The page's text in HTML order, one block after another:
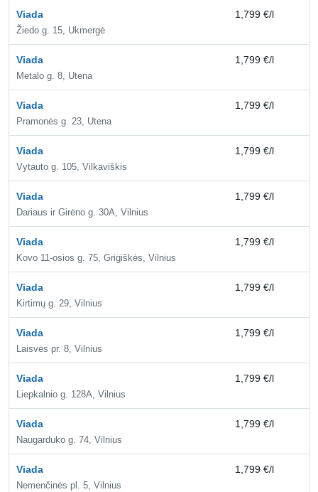
Viada
Žiedo g. 15, Ukmergė
1,799 €/l
Viada
Metalo g. 8, Utena
1,799 €/l
Viada
Pramonės g. 23, Utena
1,799 €/l
Viada
Vytauto g. 105, Vilkaviškis
1,799 €/l
Viada
Dariaus ir Girėno g. 30A, Vilnius
1,799 €/l
Viada
Kovo 11-osios g. 75, Grigiškės, Vilnius
1,799 €/l
Viada
Kirtimų g. 29, Vilnius
1,799 €/l
Viada
Laisvės pr. 8, Vilnius
1,799 €/l
Viada
Liepkalnio g. 128A, Vilnius
1,799 €/l
Viada
Naugarduko g. 74, Vilnius
1,799 €/l
Viada
Nemenčinės pl. 5, Vilnius
1,799 €/l